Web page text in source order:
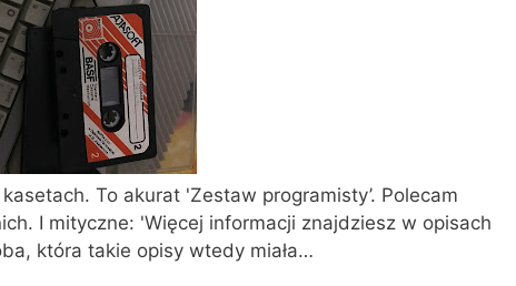
To akurat 'Zestaw programisty’. Polecam
I mityczne: 'Więcej informacji znajdziesz w opisach
która takie opisy wtedy miała…